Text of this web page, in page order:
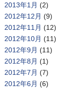
2013年1月 (2)
2012年12月 (9)
2012年11月 (12)
2012年10月 (11)
2012年9月 (11)
2012年8月 (1)
2012年7月 (7)
2012年6月 (6)